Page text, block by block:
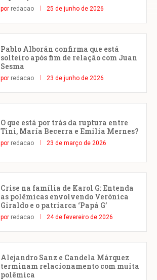
por redacao 25 de junho de 2026
Pablo Alborán confirma que está
solteiro após fim de relação com Juan
Sesma
por redacao 23 de junho de 2026
O que está por trás da ruptura entre
Tini, María Becerra e Emilia Mernes?
por redacao 23 de março de 2026
Crise na família de Karol G: Entenda
as polêmicas envolvendo Verónica
Giraldo e o patriarca ‘Papá G’
por redacao 24 de fevereiro de 2026
Alejandro Sanz e Candela Márquez
terminam relacionamento com muita
polêmica